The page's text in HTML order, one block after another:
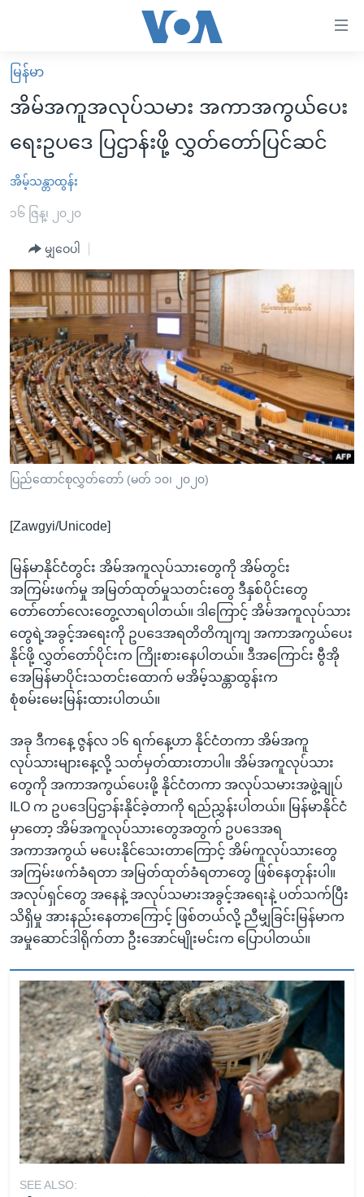
လွယ်ကူ
စေ
Link
များ
ပင်မ
ကျော်
ကြည့်
ရန်
ပင်မ
အ
ညွန်း
စာမျက်နှာ
သို့
ကျော်
ကြည့်
ရှာဖွေ
နေရာ
သို့
ကျော်
ရန်
မူလစာမျက်နှာ
မြန်မာ
ကမ္ဘာ့သတင်းများ
နိုင်ငံတကာ
အမေရိကန်
အစ္စရေး-ပါလက်စတိုင်း
ဗွီဒီယို
သတင်းလွတ်လပ်ခွင့်
အင်္ဂလိပ်စာလေ့လာမယ်
အမေရိကန်သုံးအီဒီယံ
မကြေးမုံရဲ့ အင်္ဂလိပ်စာ
ရုပ်ရှင်ထဲက အင်္ဂလိပ်စာ
သုတပဒေသာ အင်္ဂလိပ်စာ
အပတ်စဉ်ကဏ္ဍများ
ရေဒီယို
တီဗွီ
ရေဒီယိုနှင့်ရုပ်သံ အချက်အလက်များ
ရေဒီယို/တီဗွီအစီအစဉ်
Learning English
ဗွီအိုအေ လူမှုကွန်ယက်များ
မြန်မာ
အိမ်အကူအလုပ်သမား အကာအကွယ်ပေး
ရေးဥပဒေ ပြဌာန်းဖို့ လွှတ်တော်ပြင်ဆင်
အိမ့်သန္တာထွန်း
၁၆ ဇြန္၊ ၂၀၂၀
မျှဝေပါ
ပြည်ထောင်စုလွှတ်တော် (မတ် ၁၀၊ ၂၀၂၀)
[Zawgyi/Unicode]
မြန်မာနိုင်ငံတွင်း အိမ်အကူလုပ်သားတွေကို အိမ်တွင်း
အကြမ်းဖက်မှု အမြတ်ထုတ်မှုသတင်းတွေ ဒီနှစ်ပိုင်းတွေ
တော်တော်လေးတွေ့လာရပါတယ်။ ဒါကြောင့် အိမ်အကူလုပ်သား
တွေရဲ့အခွင့်အရေးကို ဥပဒေအရတိတိကျကျ အကာအကွယ်ပေး
နိုင်ဖို့ လွှတ်တော်ပိုင်းက ကြိုးစားနေပါတယ်။ ဒီအကြောင်း ဗွီအို
အေမြန်မာပိုင်းသတင်းထောက် မအိမ့်သန္တာထွန်းက
စုံစမ်းမေးမြန်းထားပါတယ်။
အခု ဒီကနေ့ ဇွန်လ ၁၆ ရက်နေ့ဟာ နိုင်ငံတကာ အိမ်အကူ
လုပ်သားများနေ့လို့ သတ်မှတ်ထားတာပါ။ အိမ်အကူလုပ်သား
တွေကို အကာအကွယ်ပေးဖို့ နိုင်ငံတကာ အလုပ်သမားအဖွဲ့ချုပ်
ILO က ဥပဒေပြဌာန်းနိုင်ခဲ့တာကို ရည်ညွှန်းပါတယ်။ မြန်မာနိုင်ငံ
မှာတော့ အိမ်အကူလုပ်သားတွေအတွက် ဥပဒေအရ
အကာအကွယ် မပေးနိုင်သေးတာကြောင့် အိမ်ကူလုပ်သားတွေ
အကြမ်းဖက်ခံရတာ အမြတ်ထုတ်ခံရတာတွေ ဖြစ်နေတုန်းပါ။
အလုပ်ရှင်တွေ အနေနဲ့ အလုပ်သမားအခွင့်အရေးနဲ့ ပတ်သက်ပြီး
သိရှိမှု အားနည်းနေတာကြောင့် ဖြစ်တယ်လို့ ညီမျှခြင်းမြန်မာက
အမှုဆောင်ဒါရိုက်တာ ဦးအောင်မျိုးမင်းက ပြောပါတယ်။
SEE ALSO: